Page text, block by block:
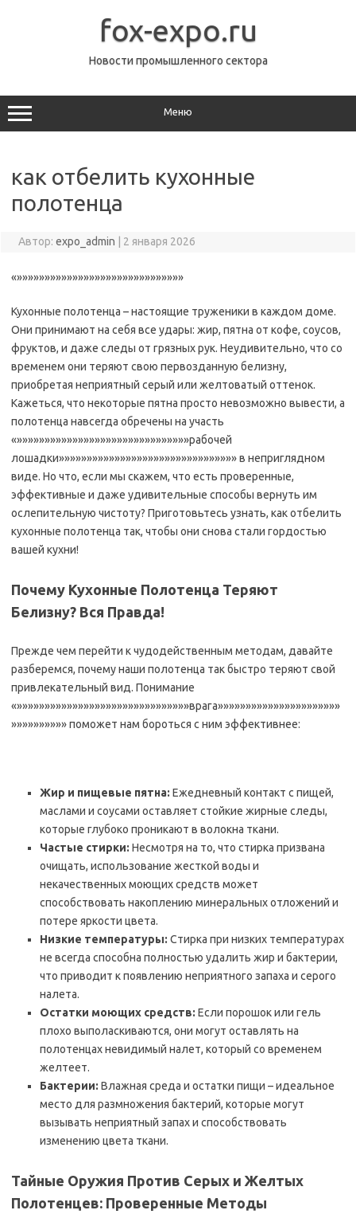
fox-expo.ru
Новости промышленного сектора
Меню
как отбелить кухонные
полотенца
Автор: expo_admin 2 января 2026
«»»»»»»»»»»»»»»»»»»»»»»»»»»»»»»
Кухонные полотенца – настоящие труженики в каждом доме.
Они принимают на себя все удары: жир, пятна от кофе, соусов,
фруктов, и даже следы от грязных рук. Неудивительно, что со
временем они теряют свою первозданную белизну,
приобретая неприятный серый или желтоватый оттенок.
Кажеться, что некоторые пятна просто невозможно вывести, а
полотенца навсегда обречены на участь
«»»»»»»»»»»»»»»»»»»»»»»»»»»»»»»»рабочей
лошадки»»»»»»»»»»»»»»»»»»»»»»»»»»»»»»»» в неприглядном
виде. Но что, если мы скажем, что есть проверенные,
эффективные и даже удивительные способы вернуть им
ослепительную чистоту? Приготовьтесь узнать, как отбелить
кухонные полотенца так, чтобы они снова стали гордостью
вашей кухни!
Почему Кухонные Полотенца Теряют
Белизну? Вся Правда!
Прежде чем перейти к чудодейственным методам, давайте
разберемся, почему наши полотенца так быстро теряют свой
привлекательный вид. Понимание
«»»»»»»»»»»»»»»»»»»»»»»»»»»»»»»»врага»»»»»»»»»»»»»»»»»»»»»»
»»»»»»»»»» поможет нам бороться с ним эффективнее:
Жир и пищевые пятна: Ежедневный контакт с пищей,
маслами и соусами оставляет стойкие жирные следы,
которые глубоко проникают в волокна ткани.
Частые стирки: Несмотря на то, что стирка призвана
очищать, использование жесткой воды и
некачественных моющих средств может
способствовать накоплению минеральных отложений и
потере яркости цвета.
Низкие температуры: Стирка при низких температурах
не всегда способна полностью удалить жир и бактерии,
что приводит к появлению неприятного запаха и серого
налета.
Остатки моющих средств: Если порошок или гель
плохо выполаскиваются, они могут оставлять на
полотенцах невидимый налет, который со временем
желтеет.
Бактерии: Влажная среда и остатки пищи – идеальное
место для размножения бактерий, которые могут
вызывать неприятный запах и способствовать
изменению цвета ткани.
Тайные Оружия Против Серых и Желтых
Полотенцев: Проверенные Методы